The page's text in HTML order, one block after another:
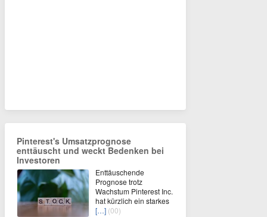
Pinterest's Umsatzprognose
enttäuscht und weckt Bedenken bei
Investoren
Enttäuschende
Prognose trotz
Wachstum Pinterest Inc.
hat kürzlich ein starkes
[…] (00)